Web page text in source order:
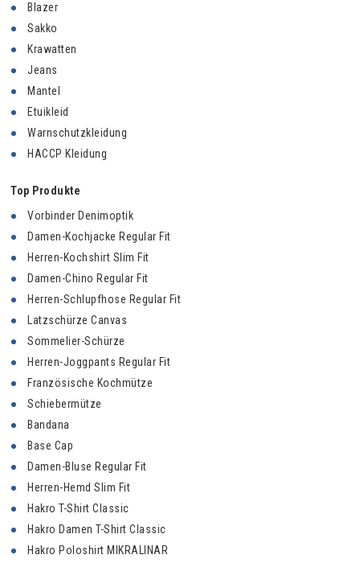
Blazer
Sakko
Krawatten
Jeans
Mantel
Etuikleid
Warnschutzkleidung
HACCP Kleidung
Top Produkte
Vorbinder Denimoptik
Damen-Kochjacke Regular Fit
Herren-Kochshirt Slim Fit
Damen-Chino Regular Fit
Herren-Schlupfhose Regular Fit
Latzschürze Canvas
Sommelier-Schürze
Herren-Joggpants Regular Fit
Französische Kochmütze
Schiebermütze
Bandana
Base Cap
Damen-Bluse Regular Fit
Herren-Hemd Slim Fit
Hakro T-Shirt Classic
Hakro Damen T-Shirt Classic
Hakro Poloshirt MIKRALINAR